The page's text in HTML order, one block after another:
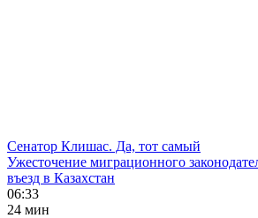
Сенатор Клишас. Да, тот самый
Ужесточение миграционного
въезд в Казахстан
06:33
24 мин